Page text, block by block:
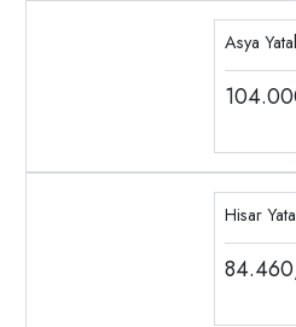
Asya
Hisar